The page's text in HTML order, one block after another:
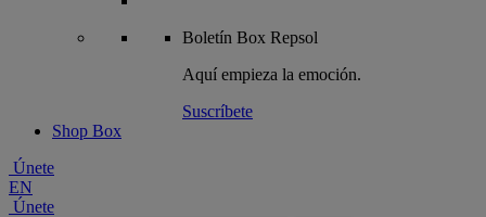
Boletín Box Repsol
Aquí empieza la emoción.
Suscríbete
Shop Box
Únete
EN
Únete